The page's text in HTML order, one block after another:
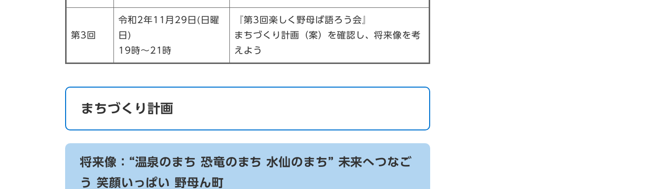
第3回
令和2年11月29日(日曜
日)
19時～21時
『第3回楽しく野母ば語ろう会』
まちづくり計画（案）を確認し、将来像を考
えよう
まちづくり計画
将来像：“温泉のまち 恐竜のまち 水仙のまち” 未来へつなご
う 笑顔いっぱい 野母ん町